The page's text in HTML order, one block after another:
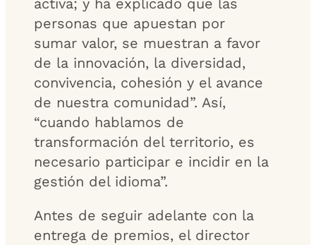
personas que apuestan por
sumar valor, se muestran a favor
de la innovación, la diversidad,
convivencia, cohesión y el avance
de nuestra comunidad”. Así,
“cuando hablamos de
transformación del territorio, es
necesario participar e incidir en la
gestión del idioma”.
Antes de seguir adelante con la
entrega de premios, el director